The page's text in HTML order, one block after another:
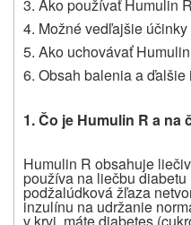
3. Ako používať Humulin R
4. Možné vedľajšie účinky
5. Ako uchovávať
6. Obsah balenia a ďalšie
1. Čo je Humulin R a na
Humulin R obsahuje
používa na liečbu
podžalúdková žľaza
inzulínu na udržanie